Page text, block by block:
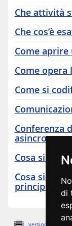
di
Che attività
Che cos’è
Come
Come opera
Come si
Conferenza
asincrona e
Cosa si
Cosa si
principale?
versione